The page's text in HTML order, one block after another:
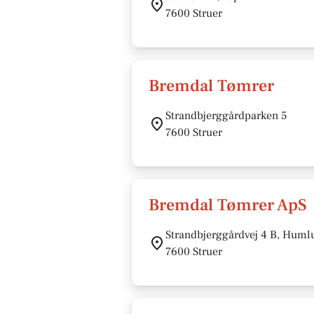
7600 Struer
Bremdal Tømrer
Strandbjerggårdparken 5
7600 Struer
Bremdal Tømrer ApS
Strandbjerggårdvej 4 B,
7600 Struer